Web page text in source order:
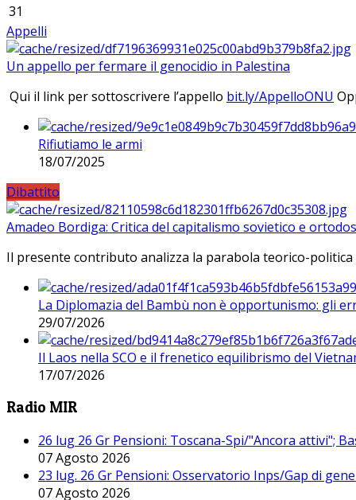
31
Appelli
Un appello per fermare il genocidio in Palestina
Qui il link per sottoscrivere l’appello bit.ly/AppelloONU
Rifiutiamo le armi
18/07/2025
Dibattito
Amadeo Bordiga: Critica del capitalismo sovietico e
Il presente contributo analizza la parabola teorico-
La Diplomazia del Bambù non è opportunismo: gli
29/07/2026
Il Laos nella SCO e il frenetico equilibrismo del
17/07/2026
Radio MIR
26 lug 26 Gr Pensioni: Toscana-Spi/"Ancora attivi";
07 Agosto 2026
23 lug. 26 Gr Pensioni: Osservatorio Inps/Gap di
07 Agosto 2026